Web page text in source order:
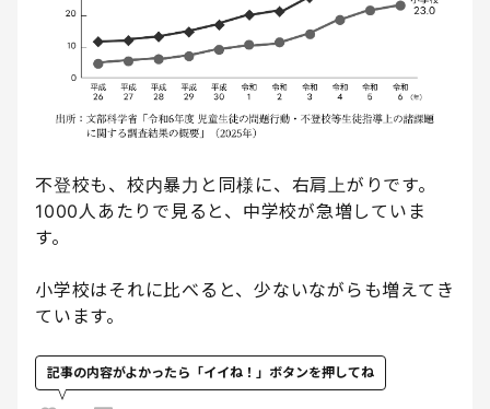
不登校も、校内暴力と同様に、右肩上がりです。
1000人あたりで見ると、中学校が急増していま
す。
小学校はそれに比べると、少ないながらも増えてき
ています。
記事の内容がよかったら「イイね！」ボタンを押してね